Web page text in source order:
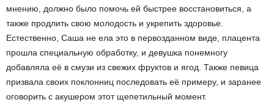
мнению, должно было помочь ей быстрее восстановиться, а
также продлить свою молодость и укрепить здоровье.
Естественно, Саша не ела это в первозданном виде, плацента
прошла специальную обработку, и девушка понемногу
добавляла её в смузи из свежих фруктов и ягод. Также певица
призвала своих поклонниц последовать её примеру, и заранее
оговорить с акушером этот щепетильный момент.